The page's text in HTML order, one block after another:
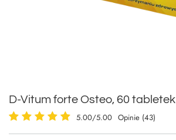
D-Vitum forte Osteo, 60 tabletek
5.00/5.00 Opinie (43)